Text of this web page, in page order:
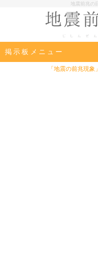
地震前兆の
掲示板メニュー
「地震の前兆現